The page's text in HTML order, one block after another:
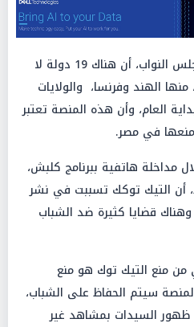
أكد النائب عصام دياب عضو مجلس النواب، أن هناك 19 دولة لا
الهند وفرنسا، والولايات
العام، وأن هذه المنصة تعتبر
منعها في مصر.
مداخلة هاتفية ببرنامج كلبش،
أن التيك توكك تسببت في نشر
قضايا كثيرة ضد الشباب
منع التيك توك هو منع
سيتم الحفاظ على الشباب،
ظهور السيدات بمشاهد غير